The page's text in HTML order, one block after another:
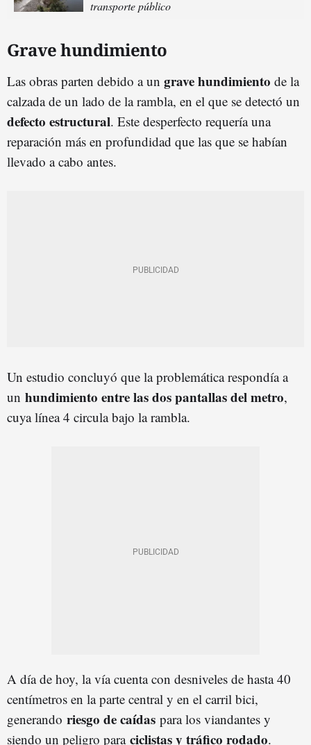
transporte público
Grave hundimiento
Las obras parten debido a un grave hundimiento de la
calzada de un lado de la rambla, en el que se detectó un
defecto estructural. Este desperfecto requería una
reparación más en profundidad que las que se habían
llevado a cabo antes.
Un estudio concluyó que la problemática respondía a
un hundimiento entre las dos pantallas del metro,
cuya línea 4 circula bajo la rambla.
A día de hoy, la vía cuenta con desniveles de hasta 40
centímetros en la parte central y en el carril bici,
generando riesgo de caídas para los viandantes y
siendo un peligro paraciclistas y tráfico rodado.